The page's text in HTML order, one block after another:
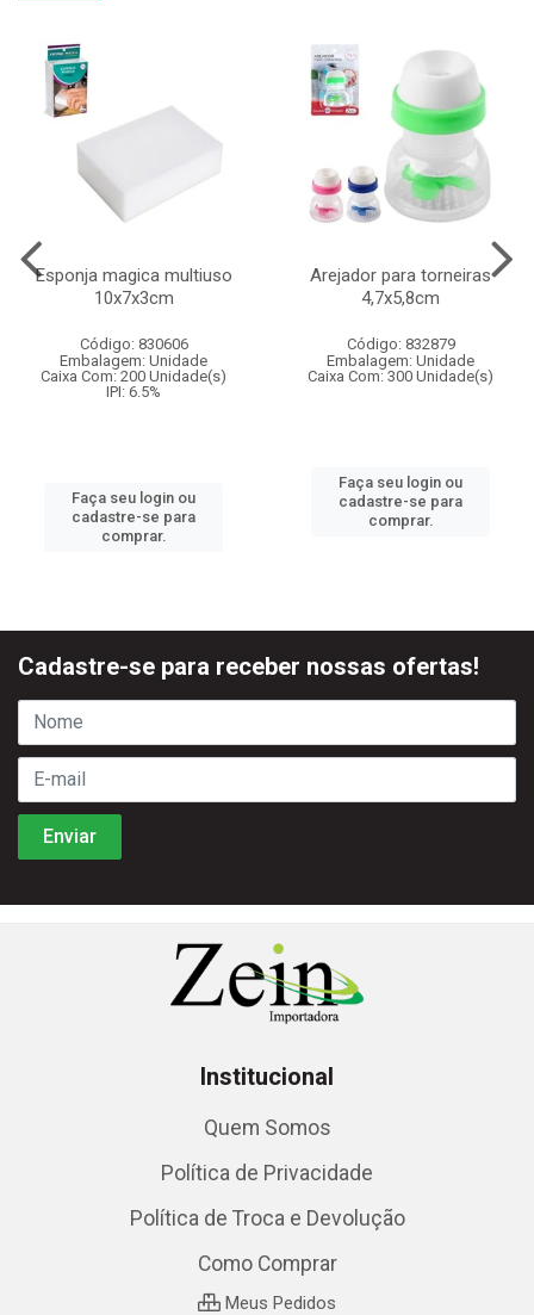
Esponja magica multiuso
10x7x3cm
Código: 830606
Embalagem: Unidade
Caixa Com: 200 Unidade(s)
IPI: 6.5%
Faça seu login ou
cadastre-se para
comprar.
Arejador para torneiras
4,7x5,8cm
Código: 832879
Embalagem: Unidade
Caixa Com: 300 Unidade(s)
Faça seu login ou
cadastre-se para
comprar.
Cadastre-se para receber nossas ofertas!
Institucional
Quem Somos
Política de Privacidade
Política de Troca e Devolução
Como Comprar
Meus Pedidos